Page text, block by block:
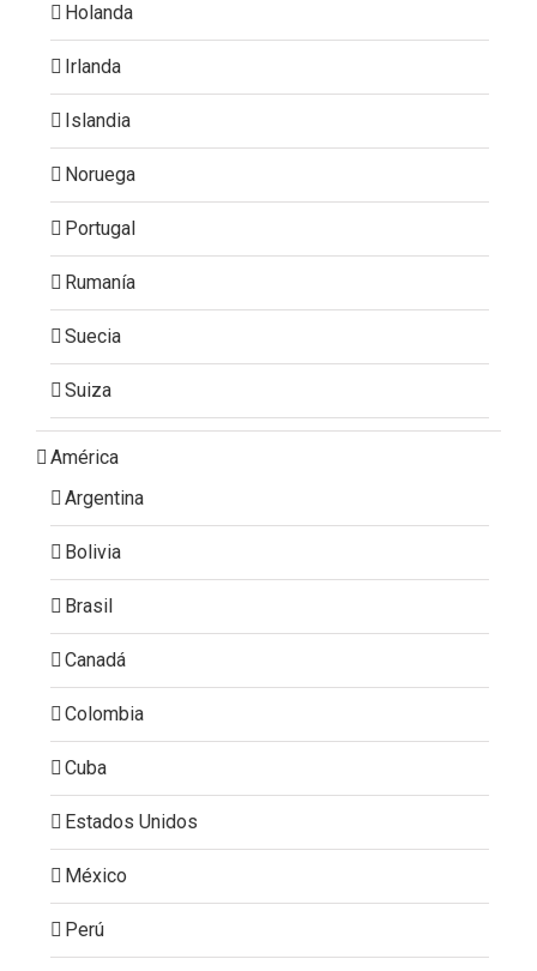
Holanda
Irlanda
Islandia
Noruega
Portugal
Rumanía
Suecia
Suiza
América
Argentina
Bolivia
Brasil
Canadá
Colombia
Cuba
Estados Unidos
México
Perú